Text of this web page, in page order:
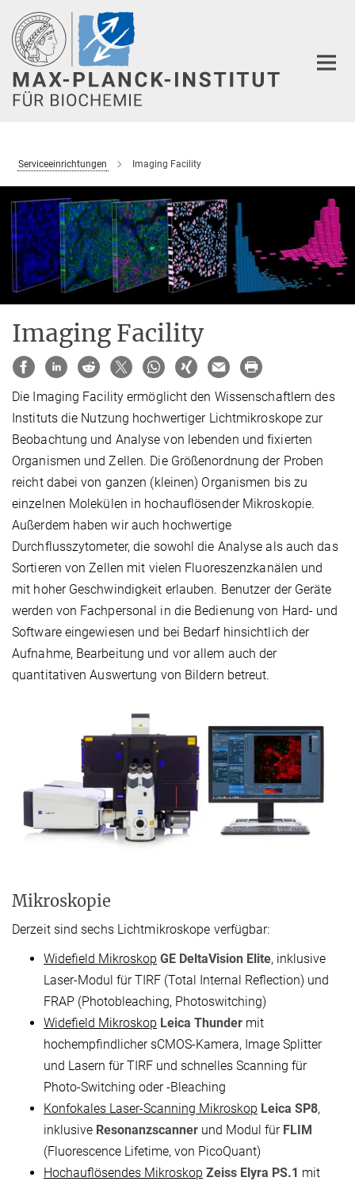
Hauptinhalt
Serviceeinrichtungen Imaging Facility
Imaging Facility
Die Imaging Facility ermöglicht den Wissenschaftlern des
Instituts die Nutzung hochwertiger Lichtmikroskope zur
Beobachtung und Analyse von lebenden und fixierten
Organismen und Zellen. Die Größenordnung der Proben
reicht dabei von ganzen (kleinen) Organismen bis zu
einzelnen Molekülen in hochauflösender Mikroskopie.
Außerdem haben wir auch hochwertige
Durchflusszytometer, die sowohl die Analyse als auch das
Sortieren von Zellen mit vielen Fluoreszenzkanälen und
mit hoher Geschwindigkeit erlauben. Benutzer der Geräte
werden von Fachpersonal in die Bedienung von Hard- und
Software eingewiesen und bei Bedarf hinsichtlich der
Aufnahme, Bearbeitung und vor allem auch der
quantitativen Auswertung von Bildern betreut.
Mikroskopie
Derzeit sind sechs Lichtmikroskope verfügbar:
Widefield Mikroskop GE DeltaVision Elite, inklusive
Laser-Modul für TIRF (Total Internal Reflection) und
FRAP (Photobleaching, Photoswitching)
Widefield Mikroskop Leica Thunder mit
hochempfindlicher sCMOS-Kamera, Image Splitter
und Lasern für TIRF und schnelles Scanning für
Photo-Switching oder -Bleaching
Konfokales Laser-Scanning Mikroskop Leica SP8,
inklusive Resonanzscanner und Modul für FLIM
(Fluorescence Lifetime, von PicoQuant)
Hochauflösendes Mikroskop Zeiss Elyra PS.1 mit